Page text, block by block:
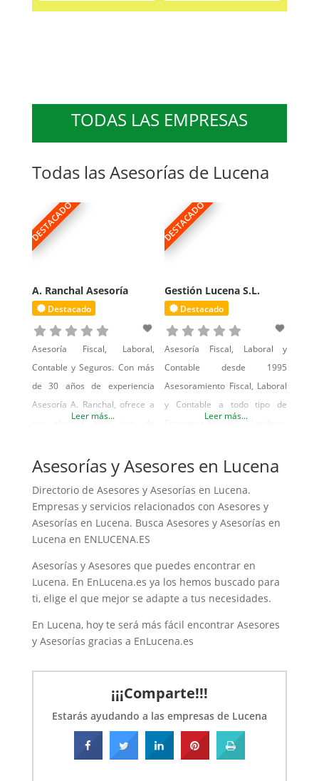
experiencia en el sector
profesional de las asesorías
y seguros, tanto para
autónomos, además de un
TODAS LAS EMPRESAS
Todas las Asesorías de Lucena
DESTACADO
A. Ranchal Asesoría
Destacado
Asesoría Fiscal, Laboral,
Contable y Seguros. Con más
de 30 años de experiencia
Asesoría A. Ranchal, ofrece a
sus clientes todo tipo de
servicio completo y
personalizado basado en una
relación personal y directa.
Tiene una amplia experiencia
en el sector profesional de las
para empresas como para
autónomos, además de un
Leer más...
DESTACADO
Gestión Lucena S.L.
Destacado
Asesoría Fiscal, Laboral y
Contable desde 1995
Asesoramiento Fiscal, Laboral
y Contable a todo tipo de
Empresas Fiscales y Jurídicas,
cualquier tipo de Seguro
Leer más...
Asesorías y Asesores en Lucena
Directorio de Asesores y Asesorías en Lucena.
Empresas y servicios relacionados con Asesores y
Asesorías en Lucena. Busca Asesores y Asesorías en
Lucena en ENLUCENA.ES
Asesorías y Asesores que puedes encontrar en
Lucena. En EnLucena.es ya los hemos buscado para
ti, elige el que mejor se adapte a tus necesidades.
En Lucena, hoy te será más fácil encontrar Asesores
y Asesorías gracias a EnLucena.es
¡¡¡Comparte!!!
Estarás ayudando a las empresas de Lucena